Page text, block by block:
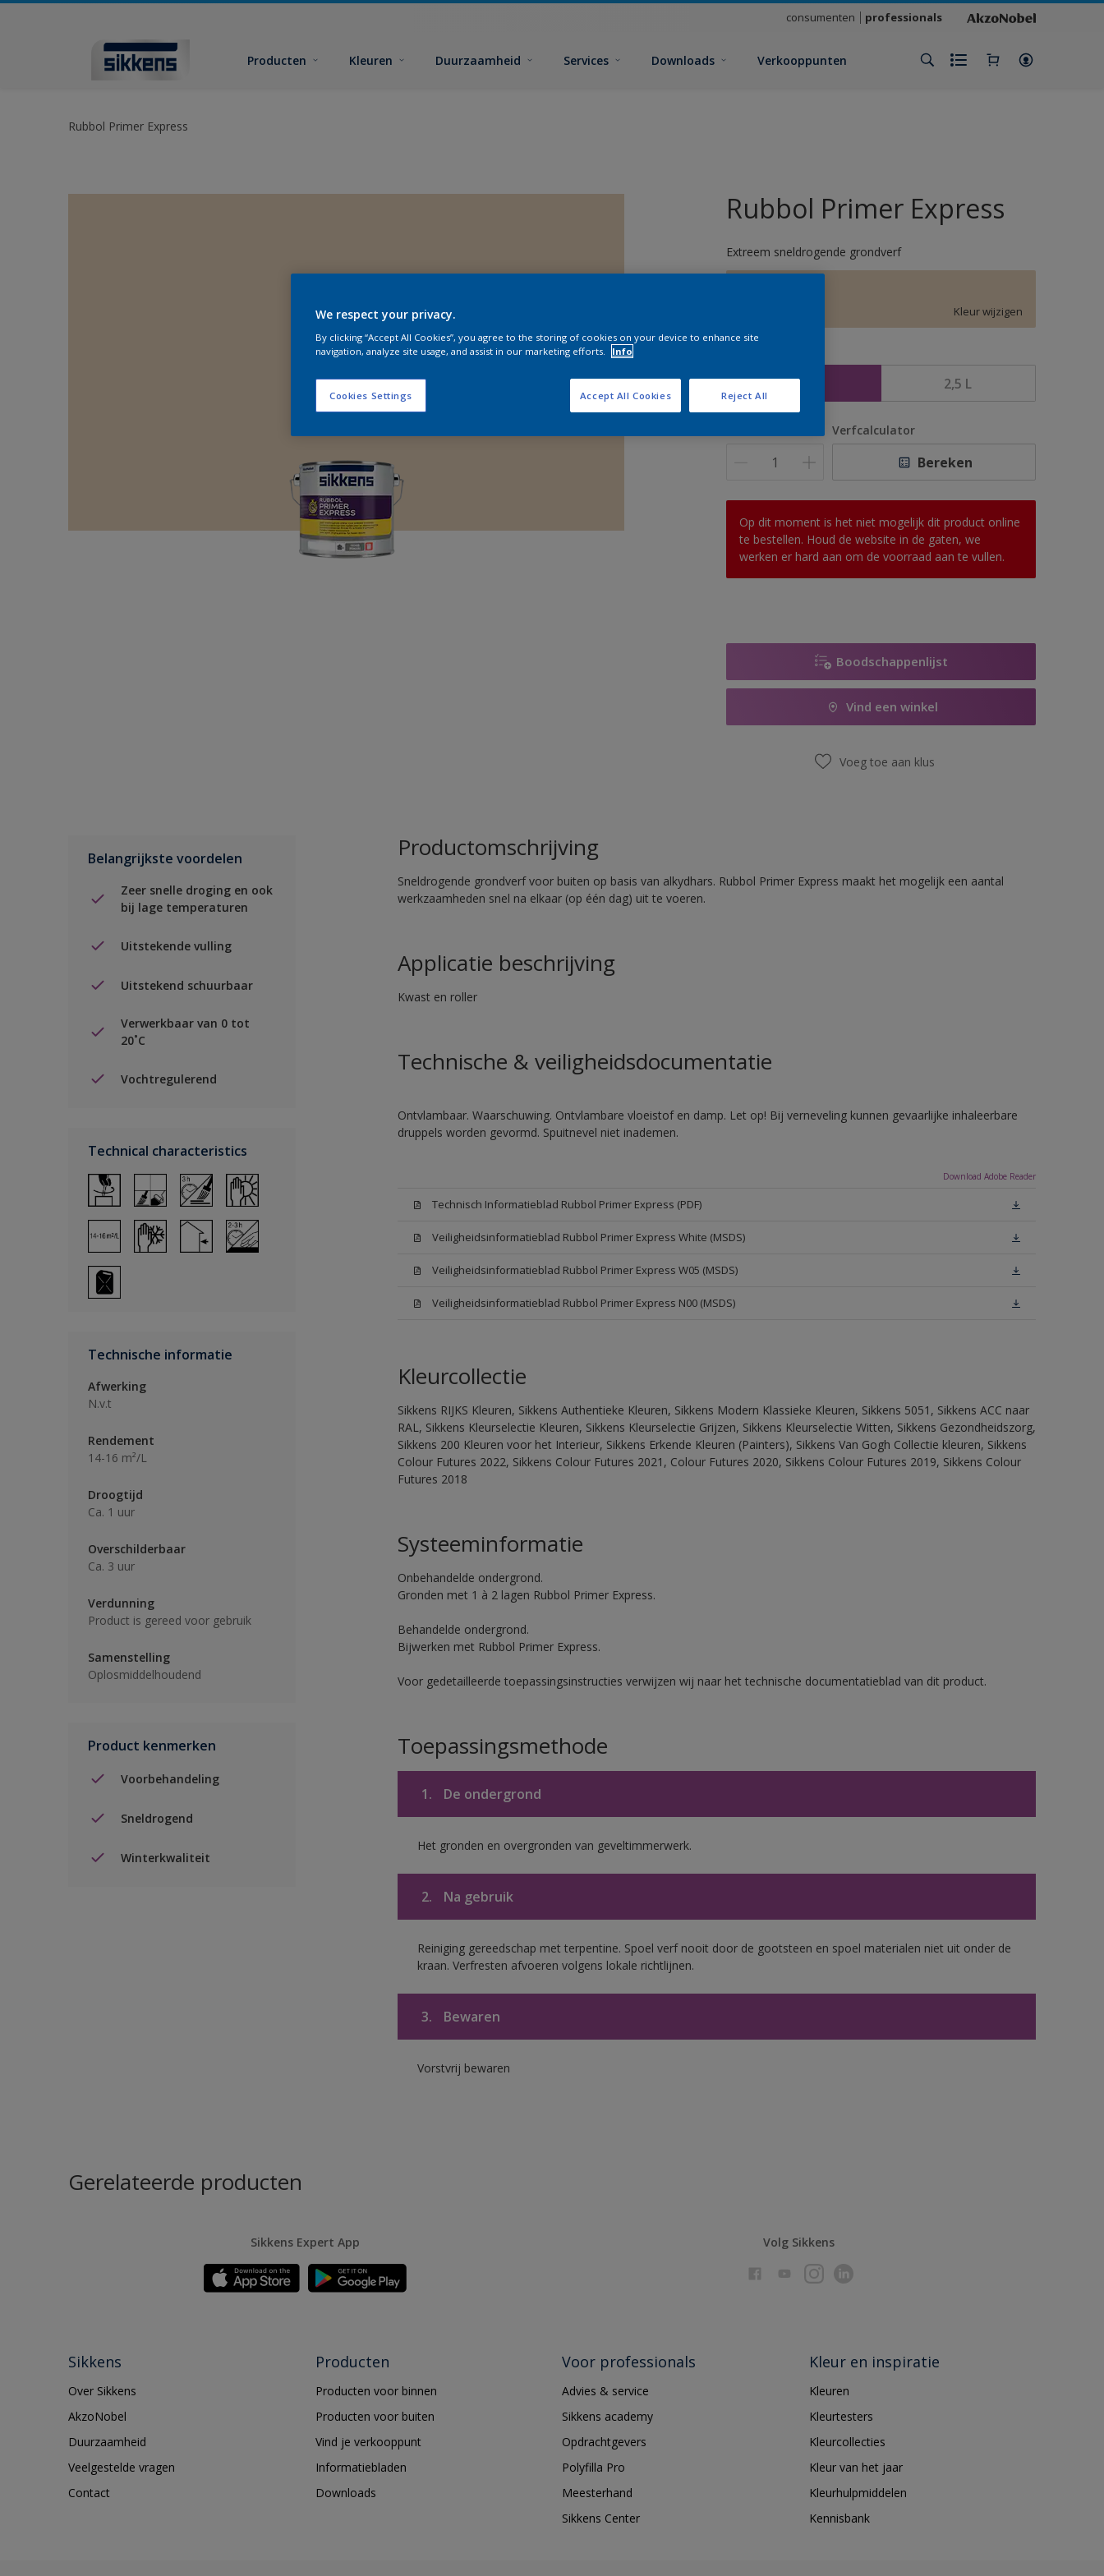
consumenten professionals
Producten Kleuren Duurzaamheid Services Downloads Verkooppunten
Rubbol Primer Express
Rubbol Primer Express
Extreem sneldrogende grondverf
Kleur wijzigen
1 L 2,5 L
Verfcalculator
Bereken
Op dit moment is het niet mogelijk dit product online
te bestellen. Houd de website in de gaten, we
werken er hard aan om de voorraad aan te vullen.
Boodschappenlijst
Vind een winkel
Voeg toe aan klus
Belangrijkste voordelen
Zeer snelle droging en ook
bij lage temperaturen
Uitstekende vulling
Uitstekend schuurbaar
Verwerkbaar van 0 tot
20˚C
Vochtregulerend
Technical characteristics
Technische informatie
Afwerking
N.v.t
Rendement
14-16 m²/L
Droogtijd
Ca. 1 uur
Overschilderbaar
Ca. 3 uur
Verdunning
Product is gereed voor gebruik
Samenstelling
Oplosmiddelhoudend
Product kenmerken
Voorbehandeling
Sneldrogend
Winterkwaliteit
Productomschrijving
Sneldrogende grondverf voor buiten op basis van alkydhars. Rubbol Primer Express maakt het mogelijk een aantal
werkzaamheden snel na elkaar (op één dag) uit te voeren.
Applicatie beschrijving
Kwast en roller
Technische & veiligheidsdocumentatie
Ontvlambaar. Waarschuwing. Ontvlambare vloeistof en damp. Let op! Bij verneveling kunnen gevaarlijke inhaleerbare
druppels worden gevormd. Spuitnevel niet inademen.
Download Adobe Reader
Technisch Informatieblad Rubbol Primer Express (PDF)
Veiligheidsinformatieblad Rubbol Primer Express White (MSDS)
Veiligheidsinformatieblad Rubbol Primer Express W05 (MSDS)
Veiligheidsinformatieblad Rubbol Primer Express N00 (MSDS)
Kleurcollectie
Sikkens RIJKS Kleuren, Sikkens Authentieke Kleuren, Sikkens Modern Klassieke Kleuren, Sikkens 5051, Sikkens ACC naar
RAL, Sikkens Kleurselectie Kleuren, Sikkens Kleurselectie Grijzen, Sikkens Kleurselectie Witten, Sikkens Gezondheidszorg,
Sikkens 200 Kleuren voor het Interieur, Sikkens Erkende Kleuren (Painters), Sikkens Van Gogh Collectie kleuren, Sikkens
Colour Futures 2022, Sikkens Colour Futures 2021, Colour Futures 2020, Sikkens Colour Futures 2019, Sikkens Colour
Futures 2018
Systeeminformatie
Onbehandelde ondergrond.
Gronden met 1 à 2 lagen Rubbol Primer Express.
Behandelde ondergrond.
Bijwerken met Rubbol Primer Express.
Voor gedetailleerde toepassingsinstructies verwijzen wij naar het technische documentatieblad van dit product.
Toepassingsmethode
1. De ondergrond
Het gronden en overgronden van geveltimmerwerk.
2. Na gebruik
Reiniging gereedschap met terpentine. Spoel verf nooit door de gootsteen en spoel materialen niet uit onder de
kraan. Verfresten afvoeren volgens lokale richtlijnen.
3. Bewaren
Vorstvrij bewaren
Gerelateerde producten
Sikkens Expert App Volg Sikkens
Sikkens
Over Sikkens
AkzoNobel
Duurzaamheid
Veelgestelde vragen
Contact
Producten
Producten voor binnen
Producten voor buiten
Vind je verkooppunt
Informatiebladen
Downloads
Voor professionals
Advies & service
Sikkens academy
Opdrachtgevers
Polyfilla Pro
Meesterhand
Sikkens Center
Kleur en inspiratie
Kleuren
Kleurtesters
Kleurcollecties
Kleur van het jaar
Kleurhulpmiddelen
Kennisbank
We respect your privacy.
By clicking “Accept All Cookies”, you agree to the storing of cookies on your device to enhance site
navigation, analyze site usage, and assist in our marketing efforts.
Info
Cookies Settings Reject All
Accept All Cookies